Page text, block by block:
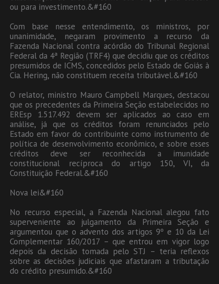
ou para investimento.&#160
Com base nesse entendimento, os ministros, por
unanimidade, negaram provimento a recurso da
Fazenda Nacional contra acórdão do Tribunal Regional
Federal da 4ª Região (TRF4) que decidiu que os créditos
presumidos de ICMS, concedidos pelo Estado de Goiás à
Cia. Hering, não constituem receita tributável.&#160
O relator, ministro Mauro Campbell Marques, destacou
que os precedentes da Primeira Seção estabelecidos no
EREsp 1.517.492 devem ser aplicados ao caso em
análise, já que os créditos foram renunciados pelo
Estado em favor do contribuinte como instrumento de
política de desenvolvimento econômico, e sobre esses
créditos deve ser reconhecida a imunidade
constitucional recíproca do artigo 150, VI, da
Constituição Federal.&#160
Nova lei&#160
No recurso especial, a Fazenda Nacional alegou fato
superveniente ao julgamento da Primeira Seção e
argumentou que o advento dos artigos 9º e 10 da Lei
Complementar 160/2017 – que entrou em vigor logo
depois da decisão tomada pelo STJ – teria reflexos
sobre as decisões judiciais que afastaram a tributação
do crédito presumido.&#160